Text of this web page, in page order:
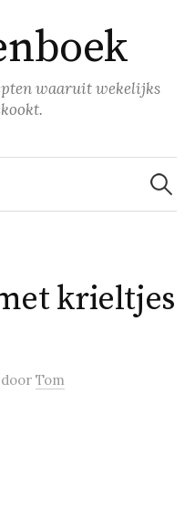
waaruit wekelijks
Zoeken
naar:
kriel­tjes
door Tom